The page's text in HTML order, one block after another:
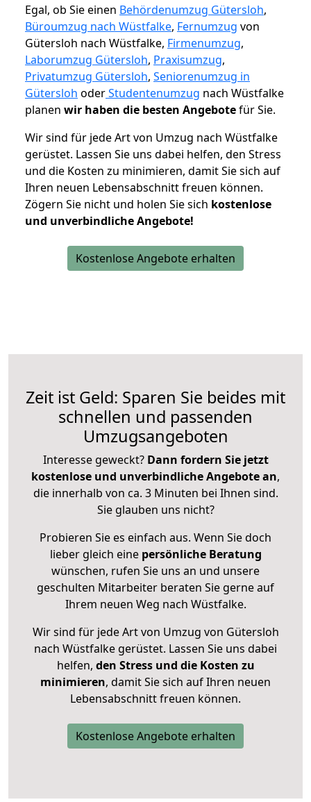
Egal, ob Sie einen Behördenumzug Gütersloh,
Büroumzug nach Wüstfalke, Fernumzug von
Gütersloh nach Wüstfalke, Firmenumzug,
Laborumzug Gütersloh, Praxisumzug,
Privatumzug Gütersloh, Seniorenumzug in
Gütersloh oderStudentenumzug nach Wüstfalke
planen wir haben die besten Angebotefür Sie.
Wir sind für jede Art von Umzug nach Wüstfalke
gerüstet. Lassen Sie uns dabei helfen, den Stress
und die Kosten zu minimieren, damit Sie sich auf
Ihren neuen Lebensabschnitt freuen können.
Zögern Sie nicht und holen Sie sich kostenlose
und unverbindliche Angebote!
Kostenlose Angebote erhalten
Zeit ist Geld: Sparen Sie beides mit
schnellen und passenden
Umzugsangeboten
Interesse geweckt? Dann fordern Sie jetzt
kostenlose und unverbindliche Angebote an,
die innerhalb von ca. 3 Minuten bei Ihnen sind.
Sie glauben uns nicht?
Probieren Sie es einfach aus. Wenn Sie doch
lieber gleich eine persönliche Beratung
wünschen, rufen Sie uns an und unsere
geschulten Mitarbeiter beraten Sie gerne auf
Ihrem neuen Weg nach Wüstfalke.
Wir sind für jede Art von Umzug von Gütersloh
nach Wüstfalke gerüstet. Lassen Sie uns dabei
helfen, den Stress und die Kosten zu
minimieren, damit Sie sich auf Ihren neuen
Lebensabschnitt freuen können.
Kostenlose Angebote erhalten